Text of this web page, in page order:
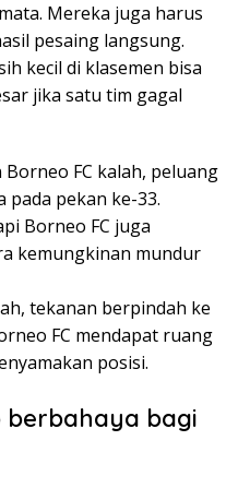
Mereka juga harus
pesaing langsung.
kecil di klasemen bisa
jika satu tim gagal
FC kalah, peluang
pekan ke-33.
Borneo FC juga
kemungkinan mundur
tekanan berpindah ke
FC mendapat ruang
posisi.
berbahaya bagi